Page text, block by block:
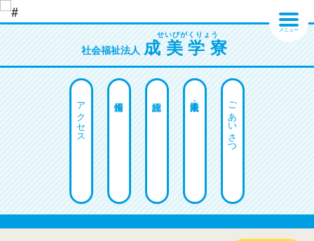
社会福祉法人 成美学寮
ごあいさつ
アクセス
メニュー